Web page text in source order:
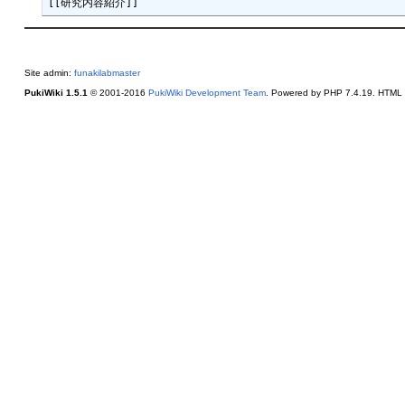
Site admin: funakilabmaster
PukiWiki 1.5.1 © 2001-2016 PukiWiki Development Team. Powered by PHP 7.4.19. HTML